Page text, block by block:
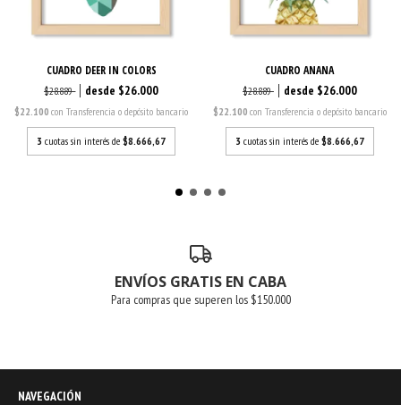
CUADRO DEER IN COLORS
$28.889 $26.000
$22.100con Transferencia o depósito bancario
3 cuotas sin interés de$8.666,67
CUADRO ANANA
$28.889 $26.000
$22.100 con Transferencia o depósito bancario
3 cuotas sin interés de $8.666,67
ENVÍOS GRATIS EN CABA
Para compras que superen los $150.000
NAVEGACIÓN